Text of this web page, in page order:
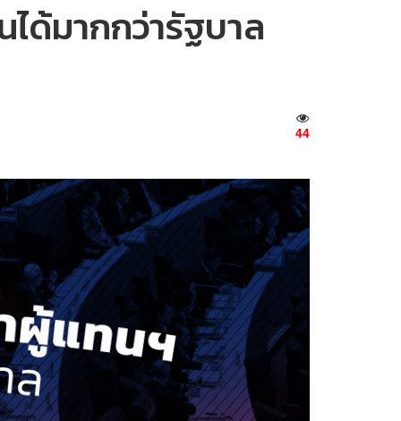
ด้มากกว่ารัฐบาล
44